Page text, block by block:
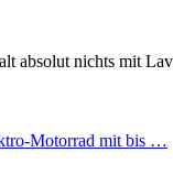
absolut nichts mit
Motorrad mit bis …